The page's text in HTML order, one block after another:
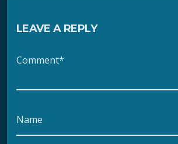
LEAVE A REPLY
Comment*
Name